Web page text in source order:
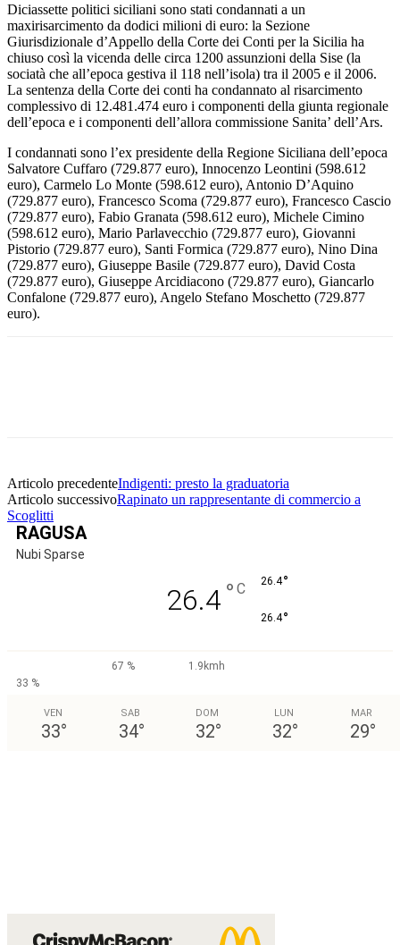
Diciassette politici siciliani sono stati condannati a un
maxirisarcimento da dodici milioni di euro: la Sezione
Giurisdizionale d’Appello della Corte dei Conti per la Sicilia ha
chiuso così la vicenda delle circa 1200 assunzioni della Sise (la
sociatà che all’epoca gestiva il 118 nell’isola) tra il 2005 e il 2006.
La sentenza della Corte dei conti ha condannato al risarcimento
complessivo di 12.481.474 euro i componenti della giunta regionale
dell’epoca e i componenti dell’allora commissione Sanita’ dell’Ars.
I condannati sono l’ex presidente della Regione Siciliana dell’epoca
Salvatore Cuffaro (729.877 euro), Innocenzo Leontini (598.612
euro), Carmelo Lo Monte (598.612 euro), Antonio D’Aquino
(729.877 euro), Francesco Scoma (729.877 euro), Francesco Cascio
(729.877 euro), Fabio Granata (598.612 euro), Michele Cimino
(598.612 euro), Mario Parlavecchio (729.877 euro), Giovanni
Pistorio (729.877 euro), Santi Formica (729.877 euro), Nino Dina
(729.877 euro), Giuseppe Basile (729.877 euro), David Costa
(729.877 euro), Giuseppe Arcidiacono (729.877 euro), Giancarlo
Confalone (729.877 euro), Angelo Stefano Moschetto (729.877
euro).
Articolo precedenteIndigenti: presto la graduatoria
Articolo successivoRapinato un rappresentante di commercio a
Scoglitti
RAGUSA
Nubi Sparse
26.4 ° C 26.4°
26.4°
67 %
1.9kmh
33 %
VEN
33°
SAB
34°
DOM
32°
LUN
32°
MAR
29°